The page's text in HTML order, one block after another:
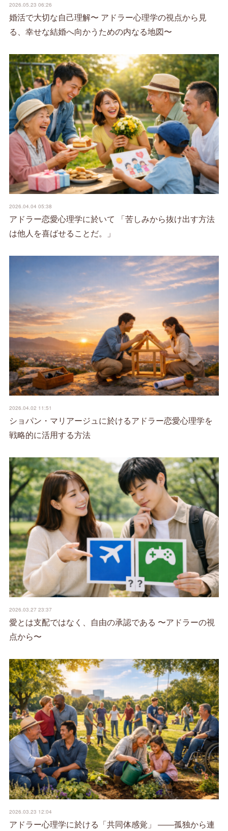
2026.05.23 06:26
婚活で大切な自己理解〜 アドラー心理学の視点から見
る、幸せな結婚へ向かうための内なる地図〜
2026.04.04 05:38
アドラー恋愛心理学に於いて 「苦しみから抜け出す方法
は他人を喜ばせることだ。」
2026.04.02 11:51
ショパン・マリアージュに於けるアドラー恋愛心理学を
戦略的に活用する方法
2026.03.27 23:37
愛とは支配ではなく、自由の承認である 〜アドラーの視
点から〜
2026.03.23 12:04
アドラー心理学に於ける「共同体感覚」 ――孤独から連